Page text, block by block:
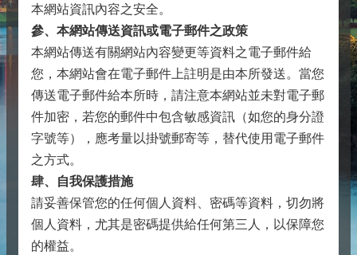
本網站資訊內容之安全。
參、本網站傳送資訊或電子郵件之政策
本網站傳送有關網站內容變更等資料之電子郵件給
您，本網站會在電子郵件上註明是由本所發送。當您
傳送電子郵件給本所時，請注意本網站並未對電子郵
件加密，若您的郵件中包含敏感資訊（如您的身分證
字號等），應考量以掛號郵寄等，替代使用電子郵件
之方式。
肆、自我保護措施
請妥善保管您的任何個人資料、密碼等資料，切勿將
個人資料，尤其是密碼提供給任何第三人，以保障您
的權益。